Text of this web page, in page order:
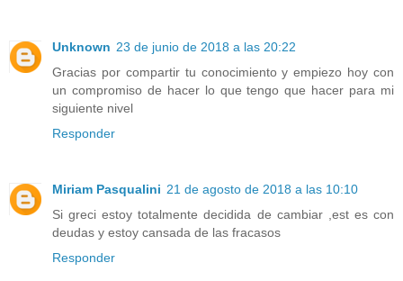
Unknown 23 de junio de 2018 a las 20:22
Gracias por compartir tu conocimiento y empiezo hoy con
un compromiso de hacer lo que tengo que hacer para mi
siguiente nivel
Responder
Miriam Pasqualini 21 de agosto de 2018 a las 10:10
Si greci estoy totalmente decidida de cambiar ,est es con
deudas y estoy cansada de las fracasos
Responder